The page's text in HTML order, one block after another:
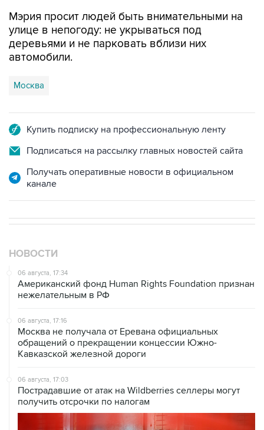
Мэрия просит людей быть внимательными на
улице в непогоду: не укрываться под
деревьями и не парковать вблизи них
автомобили.
Москва
Купить подписку на профессиональную ленту
Подписаться на рассылку главных новостей сайта
Получать оперативные новости в официальном
канале
НОВОСТИ
06 августа, 17:34
Американский фонд Human Rights Foundation признан
нежелательным в РФ
06 августа, 17:16
Москва не получала от Еревана официальных
обращений о прекращении концессии Южно-
Кавказской железной дороги
06 августа, 17:03
Пострадавшие от атак на Wildberries селлеры могут
получить отсрочки по налогам